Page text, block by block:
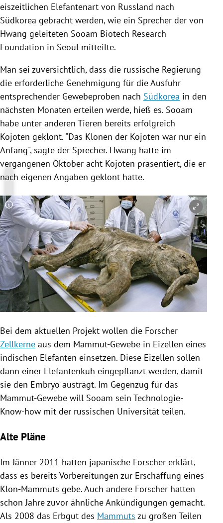
eiszeitlichen Elefantenart von Russland nach
Südkorea gebracht werden, wie ein Sprecher der von
Hwang geleiteten Sooam Biotech Research
Foundation in Seoul mitteilte.
Man sei zuversichtlich, dass die russische Regierung
die erforderliche Genehmigung für die Ausfuhr
entsprechender Gewebeproben nach Südkorea in den
nächsten Monaten erteilen werde, hieß es. Sooam
habe unter anderen Tieren bereits erfolgreich
Kojoten geklont. "Das Klonen der Kojoten war nur ein
Anfang", sagte der Sprecher. Hwang hatte im
vergangenen Oktober acht Kojoten präsentiert, die er
nach eigenen Angaben geklont hatte.
Copyright-Hinweis öffnen/schließen
Bei dem aktuellen Projekt wollen die Forscher
Zellkerne aus dem Mammut-Gewebe in Eizellen eines
indischen Elefanten einsetzen. Diese Eizellen sollen
dann einer Elefantenkuh eingepflanzt werden, damit
sie den Embryo austrägt. Im Gegenzug für das
Mammut-Gewebe will Sooam sein Technologie-
Know-how mit der russischen Universität teilen.
Alte Pläne
Im Jänner 2011 hatten japanische Forscher erklärt,
dass es bereits Vorbereitungen zur Erschaffung eines
Klon-Mammuts gebe. Auch andere Forscher hatten
schon Jahre zuvor ähnliche Ankündigungen gemacht.
Als 2008 das Erbgut des Mammuts zu großen Teilen